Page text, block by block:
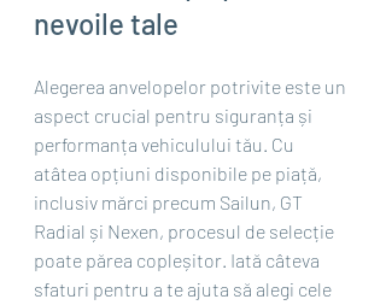
nevoile tale
Alegerea anvelopelor potrivite este un
aspect crucial pentru siguranța și
performanța vehiculului tău. Cu
atâtea opțiuni disponibile pe piață,
inclusiv mărci precum Sailun, GT
Radial și Nexen, procesul de selecție
poate părea copleșitor. Iată câteva
sfaturi pentru a te ajuta să alegi cele